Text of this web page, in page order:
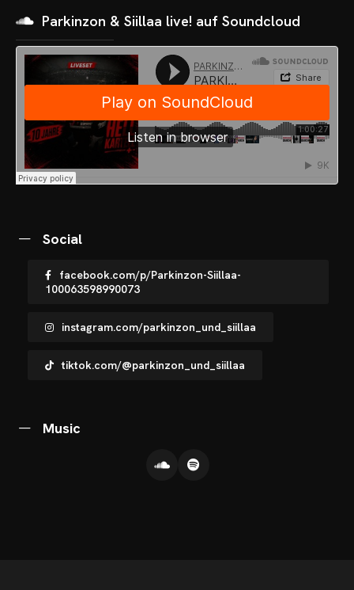
SHOP
Parkinzon & Siillaa live! auf Soundcloud
Social
facebook.com/p/Parkinzon-Siillaa-
100063598990073
instagram.com/parkinzon_und_siillaa
tiktok.com/@parkinzon_und_siillaa
Music